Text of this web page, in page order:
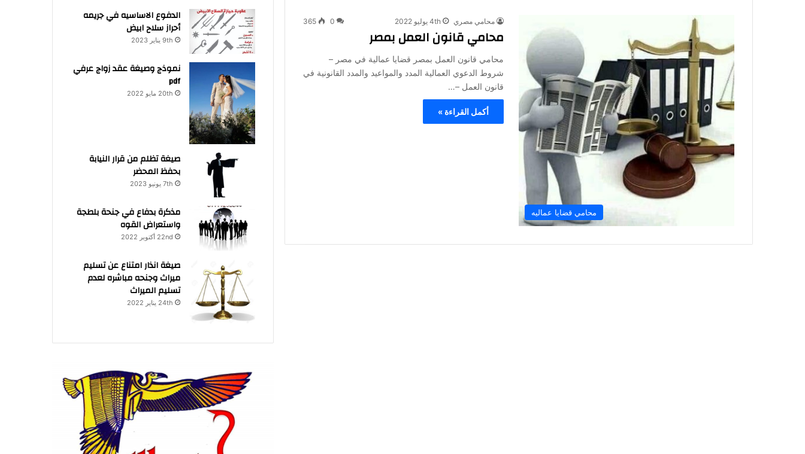
محامي قضايا عماليه
محامي مصري 4th يوليو 2022 0
365
محامي قانون العمل بمصر
محامي قانون العمل بمصر قضايا عمالية في مصر –
شروط الدعوي العمالية المدد والمواعيد والمدد القانونية في
قانون العمل –…
أكمل القراءة »
الدفوع الاساسيه في جريمه
أحراز سلاح ابيض
9th يناير 2023
نموذج وصيغة عقد زواج عرفي
pdf
20th مايو 2022
صيغة تظلم من قرار النيابة
بحفظ المحضر
7th يونيو 2023
مذكرة بدفاع في جنحة بلطجة
واستعراض القوه
22nd أكتوبر 2022
صيغة انذار امتناع عن تسليم
ميراث وجنحه مباشره لعدم
تسليم الميراث
24th يناير 2022